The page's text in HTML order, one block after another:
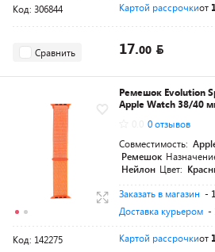
Код: 306844 Картой рассрочкиот
Сравнить 17.00
Ремешок Evolution
Apple Watch 38/40
0 отзывов
Совместимость:
Ремешок
Нейлон Цвет:
Заказать в магазин -
Доставка курьером -
Код: 142275 Картой рассрочкиот